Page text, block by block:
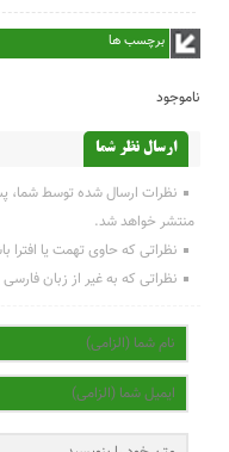
برچسب ها
ناموجود
ارسال نظر شما
نظرات ارسال شده توسط شما،
منتشر خواهد شد.
نظراتی که حاوی تهمت یا افترا
نظراتی که به غیر از زبان